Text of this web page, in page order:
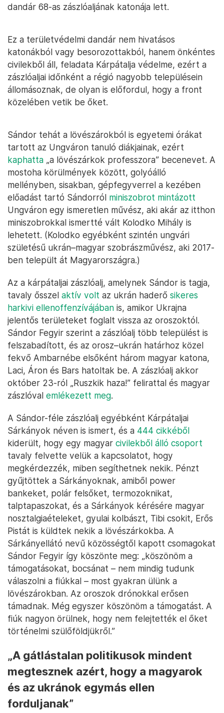
dandár 68-as zászlóaljának katonája lett.
Ez a területvédelmi dandár nem hivatásos
katonákból vagy besorozottakból, hanem önkéntes
civilekből áll, feladata Kárpátalja védelme, ezért a
zászlóaljai időnként a régió nagyobb településein
állomásoznak, de olyan is előfordul, hogy a front
közelében vetik be őket.
Sándor tehát a lövészárokból is egyetemi órákat
tartott az Ungváron tanuló diákjainak, ezért
kaphatta „a lövészárkok professzora” becenevet. A
mostoha körülmények között, golyóálló
mellényben, sisakban, gépfegyverrel a kezében
előadást tartó Sándorról miniszobrot mintázott
Ungváron egy ismeretlen művész, aki akár az itthon
miniszobrokkal ismertté vált Kolodko Mihály is
lehetett. (Kolodko egyébként szintén ungvári
születésű ukrán–magyar szobrászművész, aki 2017-
ben települt át Magyarországra.)
Az a kárpátaljai zászlóalj, amelynek Sándor is tagja,
tavaly ősszel aktív volt az ukrán haderő sikeres
harkivi ellenoffenzívájában is, amikor Ukrajna
jelentős területeket foglalt vissza az oroszoktól.
Sándor Fegyir szerint a zászlóalj több települést is
felszabadított, és az orosz–ukrán határhoz közel
fekvő Ambarnébe elsőként három magyar katona,
Laci, Áron és Bars hatoltak be. A zászlóalj akkor
október 23-ról „Ruszkik haza!” felirattal és magyar
zászlóval emlékezett meg.
A Sándor-féle zászlóalj egyébként Kárpátaljai
Sárkányok néven is ismert, és a 444 cikkéből
kiderült, hogy egy magyar civilekből álló csoport
tavaly felvette velük a kapcsolatot, hogy
megkérdezzék, miben segíthetnek nekik. Pénzt
gyűjtöttek a Sárkányoknak, amiből power
bankeket, polár felsőket, termozoknikat,
talptapaszokat, és a Sárkányok kérésére magyar
nosztalgiaételeket, gyulai kolbászt, Tibi csokit, Erős
Pistát is küldtek nekik a lövészárkokba. A
Sárkányellátó nevű közösségtől kapott csomagokat
Sándor Fegyir így köszönte meg: „köszönöm a
támogatásokat, bocsánat – nem mindig tudunk
válaszolni a fiúkkal – most gyakran ülünk a
lövészárokban. Az oroszok drónokkal erősen
támadnak. Még egyszer köszönöm a támogatást. A
fiúk nagyon örülnek, hogy nem felejtették el őket
történelmi szülőföldjükről.”
„A gátlástalan politikusok mindent
megtesznek azért, hogy a magyarok
és az ukránok egymás ellen
forduljanak”